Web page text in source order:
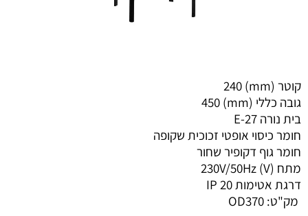
קוטר (mm)
240
גובה כללי (mm)
450
בית נורה E-27
חומר כיסוי אופטי זכוכית שקופה
חומר גוף דקופיר שחור
מתח (V)
230V/50Hz
דרגת אטימות IP20
מק"ט: OD370